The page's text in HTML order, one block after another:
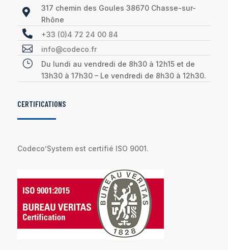

317 chemin des Goules 38670 Chasse-sur-
Rhône
 +33 (0)4 72 24 00 84
 info@codeco.fr
}
Du lundi au vendredi de 8h30 à 12h15 et de
13h30 à 17h30 – Le vendredi de 8h30 à 12h30.
CERTIFICATIONS
Codeco’System est certifié ISO 9001.